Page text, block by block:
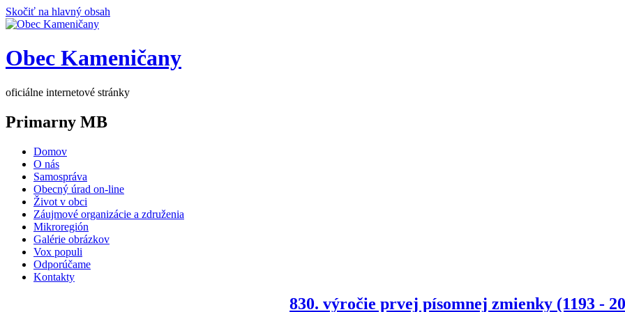
Skočiť na hlavný obsah
Obec Kameničany
oficiálne internetové stránky
Primarny MB
Domov
O nás
Samospráva
Obecný úrad on-line
Život v obci
Záujmové organizácie a združenia
Mikroregión
Galérie obrázkov
Vox populi
Odporúčame
Kontakty
830. výročie prvej písomnej zmienky (1193 -